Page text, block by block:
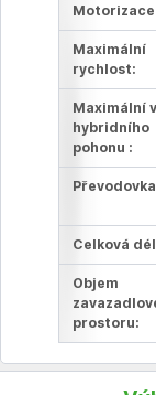
Maximální
rychlost:
Maximální
hybridního
pohonu :
Celková
Objem
prostoru: